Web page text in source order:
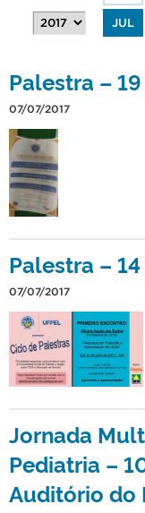
PORTARIAS
JUL
Palestra –
07/07/2017
Palestra –
07/07/2017
Jornada
Pediatria –
Auditório do